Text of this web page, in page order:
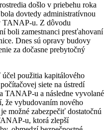
došlo v priebehu roka
dovtedy administratívnou
TANAP-u. Z dôvodu
boli zamestnanci presťahovaní
Dnes sú opravy budovy
za dočasne prebytočný
použitia kapitálového
siete na ústredí
TANAP-u a následne vyvolané
že vybudovaním nového
možné zabezpečiť dostatočnú
u, ktorá zlepší